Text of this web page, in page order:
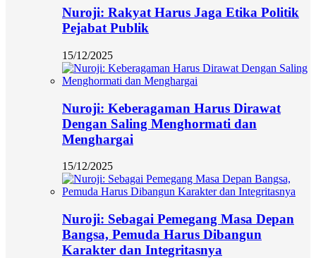
Nuroji: Rakyat Harus Jaga Etika Politik
Pejabat Publik
15/12/2025
Nuroji: Keberagaman Harus Dirawat
Dengan Saling Menghormati dan
Menghargai
15/12/2025
Nuroji: Sebagai Pemegang Masa Depan
Bangsa, Pemuda Harus Dibangun
Karakter dan Integritasnya